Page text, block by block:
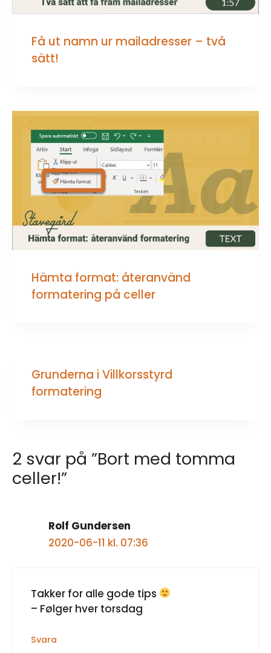
Få ut namn ur mailadresser – två
sätt!
Hämta format: återanvänd
formatering på celler
Grunderna i Villkorsstyrd
formatering
2 svar på ”Bort med tomma
celler!”
Rolf Gundersen
2020-06-11 kl. 07:36
Takker for alle gode tips
– Følger hver torsdag
Svara